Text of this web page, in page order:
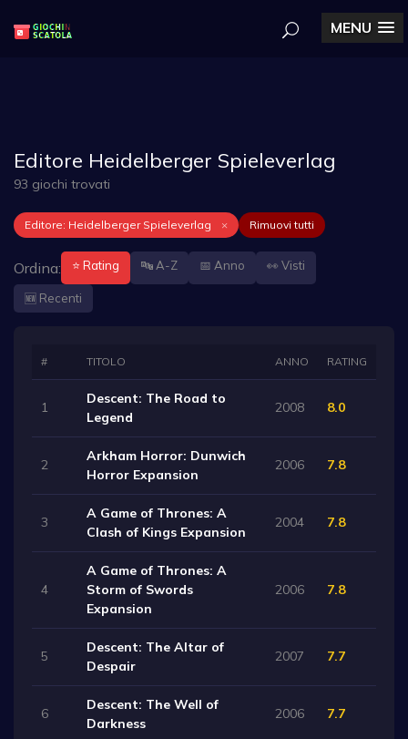
MENU
Editore Heidelberger Spieleverlag
93 giochi trovati
Editore: Heidelberger Spieleverlag × Rimuovi tutti
Ordina: ⭐ Rating 🔤 A-Z 📅 Anno 👀 Visti
🆕 Recenti
# TITOLO ANNO RATING
1
Descent: The Road to
Legend
2008 8.0
2
Arkham Horror: Dunwich
Horror Expansion
2006 7.8
3
A Game of Thrones: A
Clash of Kings Expansion
2004 7.8
4
A Game of Thrones: A
Storm of Swords
Expansion
2006 7.8
5
Descent: The Altar of
Despair
2007 7.7
6
Descent: The Well of
Darkness
2006 7.7